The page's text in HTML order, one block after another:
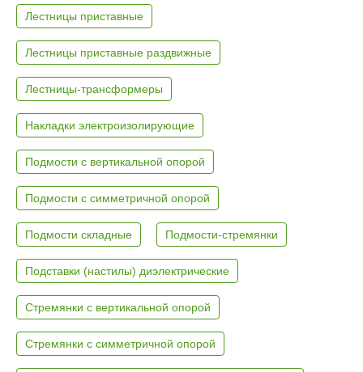
Лестницы приставные
Лестницы приставные раздвижные
Лестницы-трансформеры
Накладки электроизолирующие
Подмости с вертикальной опорой
Подмости с симметричной опорой
Подмости складные Подмости-стремянки
Подставки (настилы) диэлектрические
Стремянки с вертикальной опорой
Стремянки с симметричной опорой